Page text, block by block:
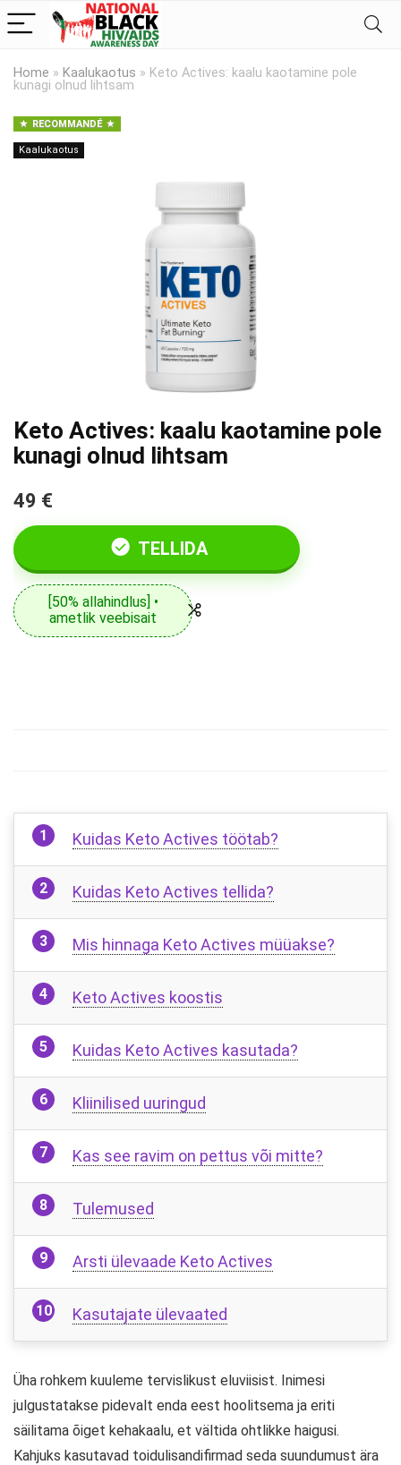
Home » Kaalukaotus » Keto Actives: kaalu kaotamine pole
kunagi olnud lihtsam
RECOMMANDÉ
Kaalukaotus
Keto Actives: kaalu kaotamine pole
kunagi olnud lihtsam
49 €
TELLIDA
[50% allahindlus] •
ametlik veebisait
Kuidas Keto Actives töötab?
Kuidas Keto Actives tellida?
Mis hinnaga Keto Actives müüakse?
Keto Actives koostis
Kuidas Keto Actives kasutada?
Kliinilised uuringud
Kas see ravim on pettus või mitte?
Tulemused
Arsti ülevaade Keto Actives
Kasutajate ülevaated
Üha rohkem kuuleme tervislikust eluviisist. Inimesi
julgustatakse pidevalt enda eest hoolitsema ja eriti
säilitama õiget kehakaalu, et vältida ohtlikke haigusi.
Kahjuks kasutavad toidulisandifirmad seda suundumust ära